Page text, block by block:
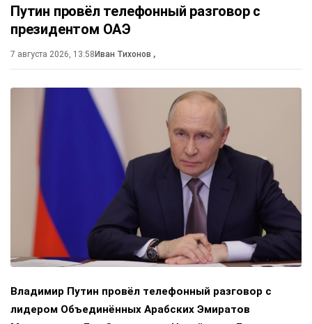
Путин провёл телефонный разговор с
президентом ОАЭ
7 августа 2026, 13:58 Иван Тихонов ,
Владимир Путин провёл телефонный разговор с
лидером Объединённых Арабских Эмиратов